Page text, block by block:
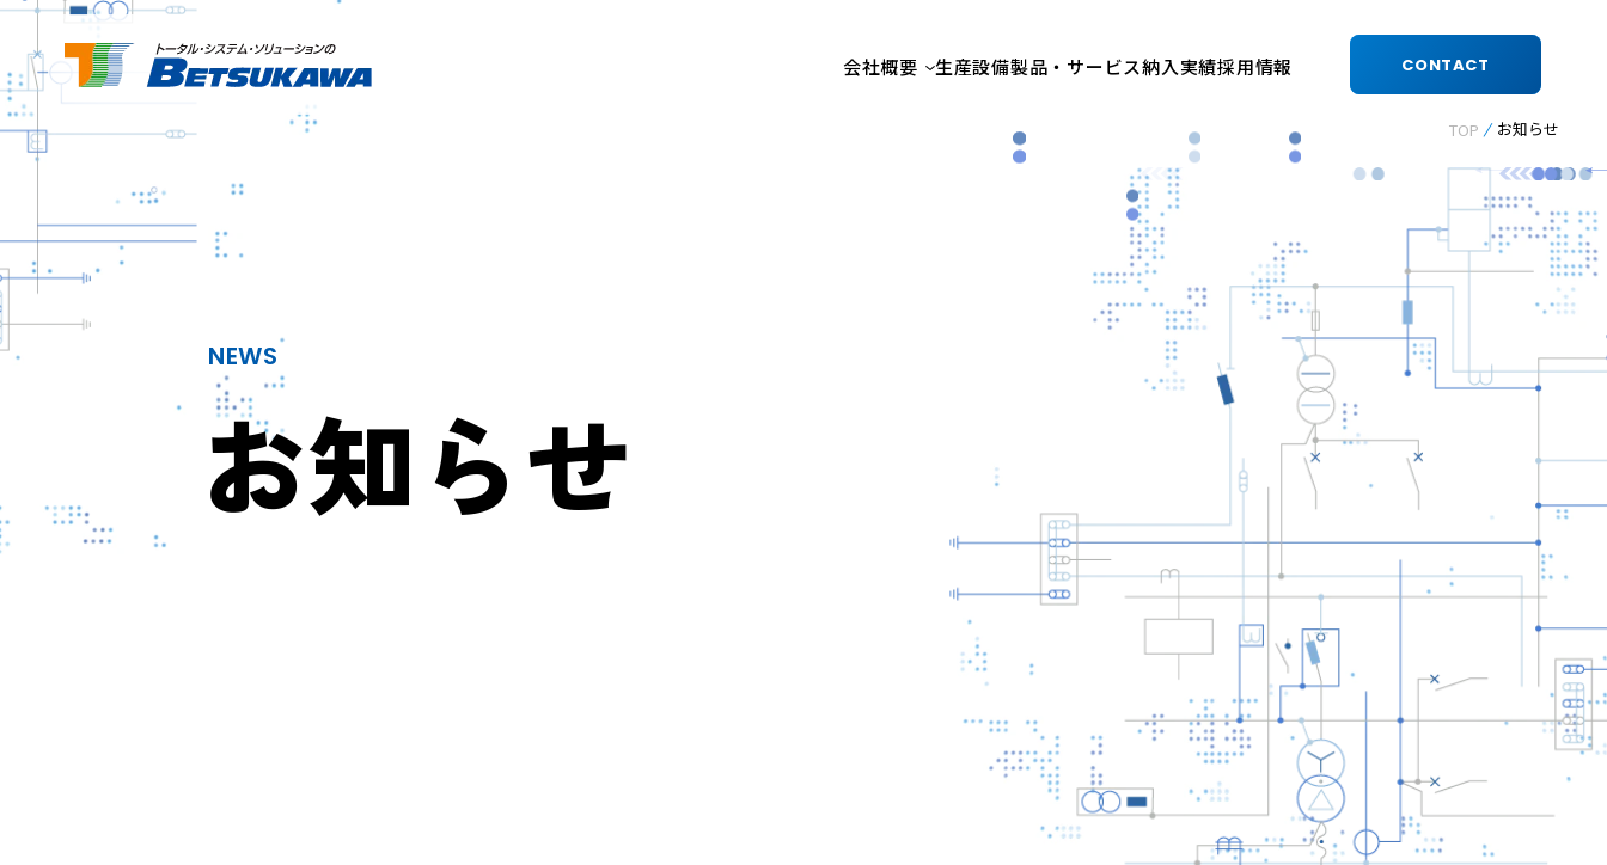
会社概要 生産設備製品・サービス納入実績採用情報 CONTACT
TOP お知らせ
NEWS
お知らせ